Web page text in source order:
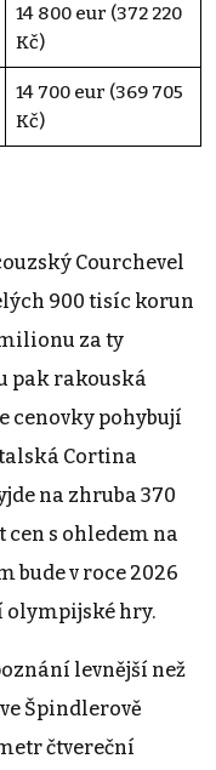
14 800 eur (372 220
Kč)
14 700 eur (369 705
Kč)
Courchevel
900 tisíc korun
za ty
pak rakouská
cenovky pohybují
Cortina
na zhruba 370
cen s ohledem na
bude v roce 2026
olympijské hry.
levnější než
Špindlerově
čtvereční